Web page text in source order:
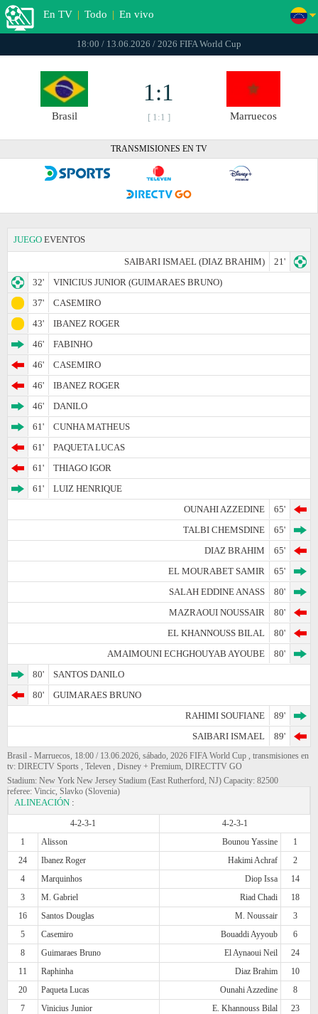
En TV | Todo | En vivo
18:00 / 13.06.2026 / 2026 FIFA World Cup
Brasil
1:1
[ 1:1 ] Marruecos
TRANSMISIONES EN TV
JUEGO EVENTOS
SAIBARI ISMAEL (DIAZ BRAHIM)
21'
32'
VINICIUS JUNIOR (GUIMARAES BRUNO)
37'
CASEMIRO
43'
IBANEZ ROGER
46'
FABINHO
46'
CASEMIRO
46'
IBANEZ ROGER
46'
DANILO
61'
CUNHA MATHEUS
61'
PAQUETA LUCAS
61'
THIAGO IGOR
61'
LUIZ HENRIQUE
OUNAHI AZZEDINE
65'
TALBI CHEMSDINE
65'
DIAZ BRAHIM
65'
EL MOURABET SAMIR
65'
SALAH EDDINE ANASS
80'
MAZRAOUI NOUSSAIR
80'
EL KHANNOUSS BILAL
80'
AMAIMOUNI ECHGHOUYAB AYOUBE
80'
80'
SANTOS DANILO
80'
GUIMARAES BRUNO
RAHIMI SOUFIANE
89'
SAIBARI ISMAEL
89'
Brasil - Marruecos, 18:00 / 13.06.2026, sábado, 2026 FIFA World Cup , transmisiones en
tv: DIRECTV Sports , Televen , Disney + Premium, DIRECTTV GO
Stadium: New York New Jersey Stadium (East Rutherford, NJ) Capacity: 82500
referee: Vincic, Slavko (Slovenia)
ALINEACIÓN :
4-2-3-1
4-2-3-1
1
Alisson Bounou Yassine
1
24
Ibanez Roger Hakimi Achraf
2
4
Marquinhos Diop Issa
14
3
M. Gabriel Riad Chadi
18
16
Santos Douglas M. Noussair
3
5
Casemiro Bouaddi Ayyoub
6
8
Guimaraes Bruno El Aynaoui Neil
24
11
Raphinha Diaz Brahim
10
20
Paqueta Lucas Ounahi Azzedine
8
7
Vinicius Junior E. Khannouss Bilal
23